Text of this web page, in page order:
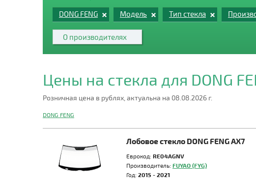
DONG FENG Модель Тип стекла
О производителях
Цены на стекла для DONG
Розничная цена в рублях, актуальна на 08.08.2026 г.
DONG FENG
Лобовое стекло DONG FENG AX7
Еврокод: RE04AGNV
Производитель: FUYAO (FYG)
Год: 2015 - 2021